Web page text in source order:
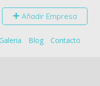
Añadir Empresa
Blog Contacto